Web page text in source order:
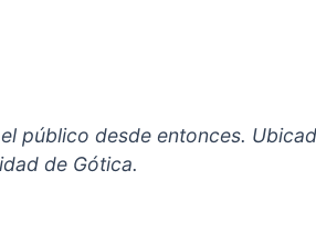
público desde entonces.
de Gótica.